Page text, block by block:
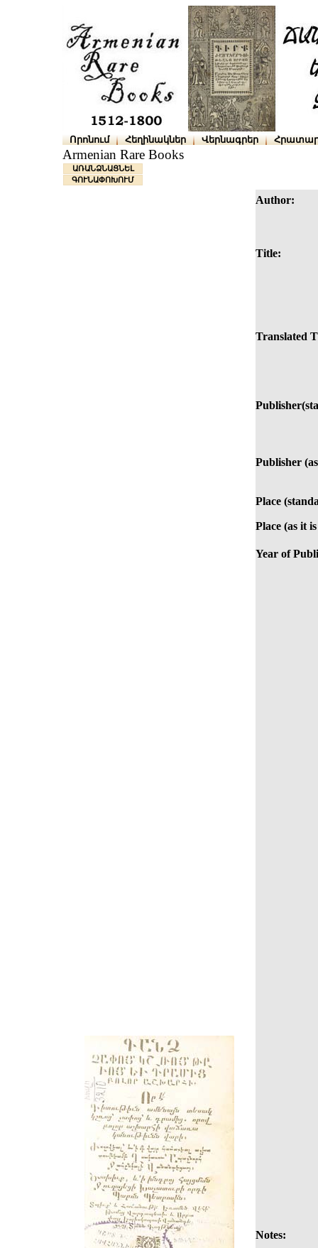
Որոնում Հեղինակներ Վերնագրեր
Armenian Rare Books
ԱՌԱՆՁՆԱՑՆԵԼ
ԳՈՒՆԱՓՈԽՈՒՄ
Author:
Title:
Translated
Publisher
Place
Place (as it
Year of
Notes: